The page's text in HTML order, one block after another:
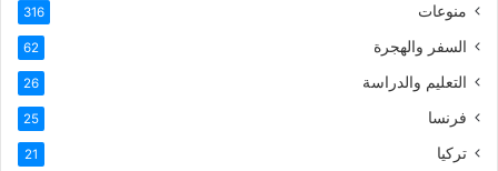
منوعات 316
السفر والهجرة 62
التعليم والدراسة 26
فرنسا 25
تركيا 21